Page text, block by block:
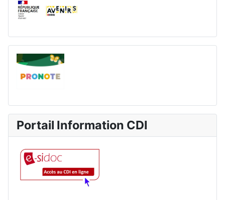
Portail Information CDI